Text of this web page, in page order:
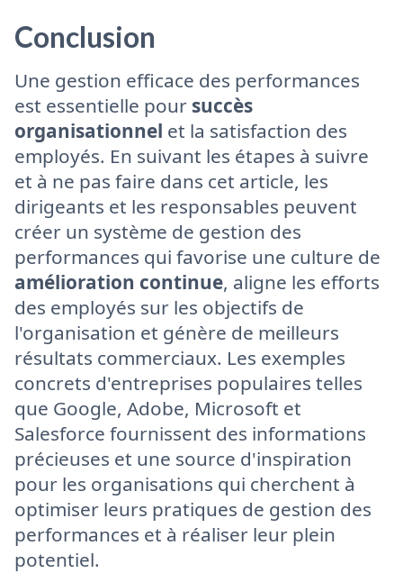
Conclusion
Une gestion efficace des performances
est essentielle pour succès
organisationnel et la satisfaction des
employés. En suivant les étapes à suivre
et à ne pas faire dans cet article, les
dirigeants et les responsables peuvent
créer un système de gestion des
performances qui favorise une culture de
amélioration continue, aligne les efforts
des employés sur les objectifs de
l'organisation et génère de meilleurs
résultats commerciaux. Les exemples
concrets d'entreprises populaires telles
que Google, Adobe, Microsoft et
Salesforce fournissent des informations
précieuses et une source d'inspiration
pour les organisations qui cherchent à
optimiser leurs pratiques de gestion des
performances et à réaliser leur plein
potentiel.